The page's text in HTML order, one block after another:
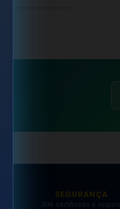
SEGURANÇA
Site certificado e seguro